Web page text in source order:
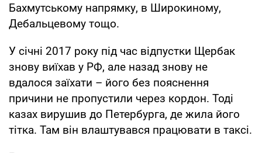
Бахмутському напрямку, в Широкиному,
Дебальцевому тощо.
У січні 2017 року під час відпустки Щербак
знову виїхав у РФ, але назад знову не
вдалося заїхати – його без пояснення
причини не пропустили через кордон. Тоді
казах вирушив до Петербурга, де жила його
тітка. Там він влаштувався працювати в таксі.